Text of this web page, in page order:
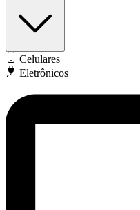
Celulares
Eletrônicos